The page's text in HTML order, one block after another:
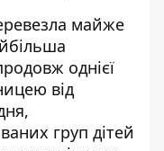
майже
однієї
від
груп дітей